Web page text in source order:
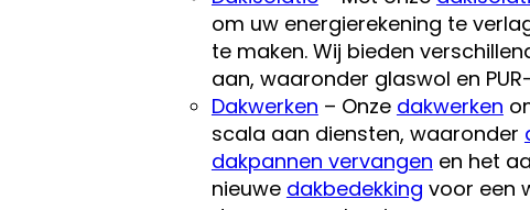
om uw energierekening te
te maken. Wij bieden
aan, waaronder glaswol en
Dakwerken – Onze dakwerken
scala aan diensten, waaronder
dakpannen vervangen en het
nieuwe dakbedekking voor een